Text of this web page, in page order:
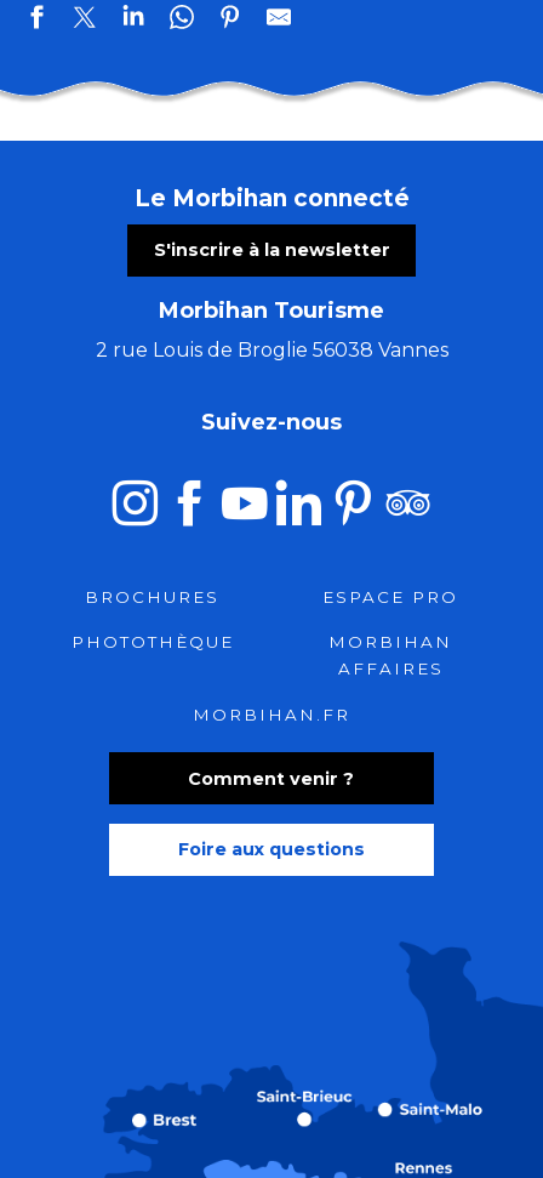
Pardon de Saint-Guénolé
Festival des Artisans d'Art et du modèle réduit
Kermesse paroissiale
Festival Interceltique Lorient
Brocante dans les rues d'Etel
Marchés des arts et de l'artisanat
Le Morbihan connecté
S'inscrire à la newsletter
Morbihan Tourisme
2 rue Louis de Broglie 56038 Vannes
Comment venir ?
Foire aux questions
Suivez-nous
BROCHURES ESPACE PRO
PHOTOTHÈQUE
MORBIHAN
AFFAIRES
MORBIHAN.FR